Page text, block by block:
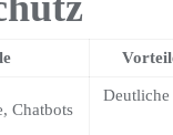
Chatbots